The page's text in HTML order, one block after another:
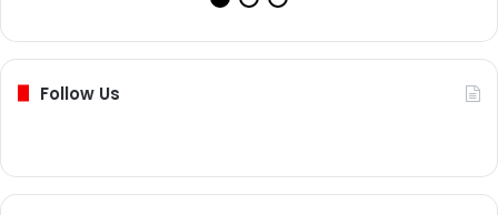
Follow Us